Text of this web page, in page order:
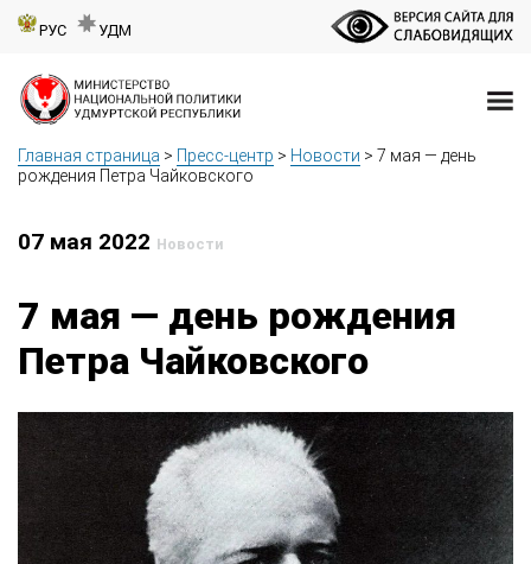
РУС УДМ
Главная страница > Пресс-центр > Новости > 7 мая — день
рождения Петра Чайковского
07 мая 2022 Новости
7 мая — день рождения
Петра Чайковского